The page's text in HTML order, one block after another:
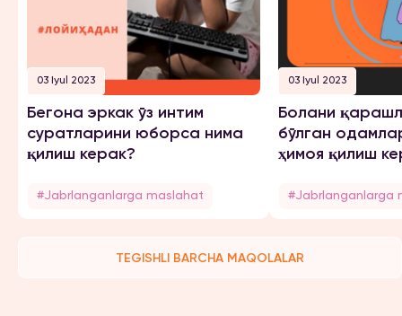
03 Iyul 2023
Бегона эркак ўз интим
суратларини юборса нима
қилиш керак?
#Jabrlanganlarga maslahat
03 Iyul 2023
Болани
бўлган
ҳимоя қилиш
#Jabrlanganlarga
TEGISHLI BARCHA MAQOLALAR